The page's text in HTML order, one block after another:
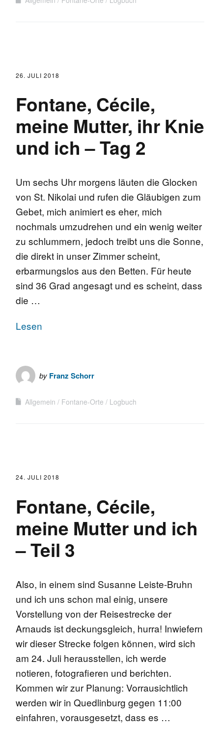
26. JULI 2018
Fontane, Cécile,
meine Mutter, ihr Knie
und ich – Tag 2
Um sechs Uhr morgens läuten die Glocken
von St. Nikolai und rufen die Gläubigen zum
Gebet, mich animiert es eher, mich
nochmals umzudrehen und ein wenig weiter
zu schlummern, jedoch treibt uns die Sonne,
die direkt in unser Zimmer scheint,
erbarmungslos aus den Betten. Für heute
sind 36 Grad angesagt und es scheint, dass
die …
Lesen
by Franz Schorr
Allgemein Fontane-Orte Logbuch
24. JULI 2018
Fontane, Cécile,
meine Mutter und ich
– Teil 3
Also, in einem sind Susanne Leiste-Bruhn
und ich uns schon mal einig, unsere
Vorstellung von der Reisestrecke der
Arnauds ist deckungsgleich, hurra! Inwiefern
wir dieser Strecke folgen können, wird sich
am 24. Juli herausstellen, ich werde
notieren, fotografieren und berichten.
Kommen wir zur Planung: Vorrausichtlich
werden wir in Quedlinburg gegen 11:00
einfahren, vorausgesetzt, dass es …